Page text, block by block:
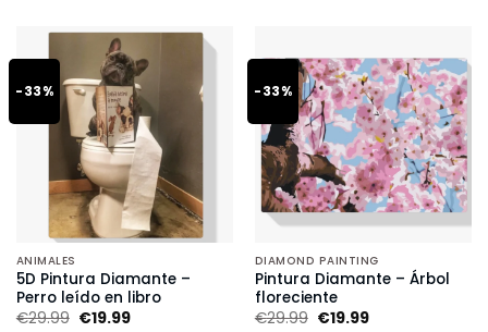
-33%
ANIMALES
5D Pintura Diamante –
Perro leído en libro
€29.99 €19.99
-33%
DIAMOND PAINTING
Pintura Diamante – Árbol
floreciente
€29.99 €19.99